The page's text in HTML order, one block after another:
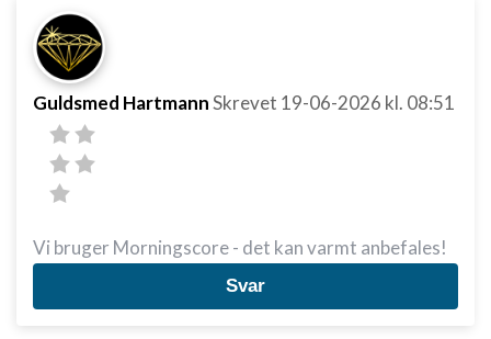
Guldsmed HartmannSkrevet 19-06-2026 kl. 08:51
Vi bruger Morningscore - det kan varmt anbefales!
Svar